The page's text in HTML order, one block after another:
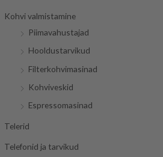
Kohvi valmistamine
Piimavahustajad
Hooldustarvikud
Filterkohvimasinad
Kohviveskid
Espressomasinad
Telerid
Telefonid ja tarvikud